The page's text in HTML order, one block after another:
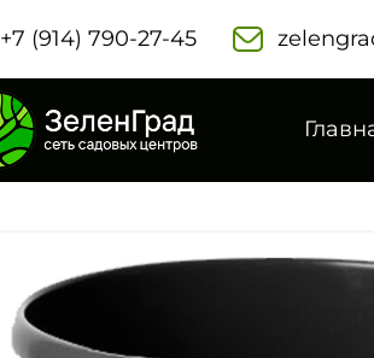
+7 (914) 790-27-45‬